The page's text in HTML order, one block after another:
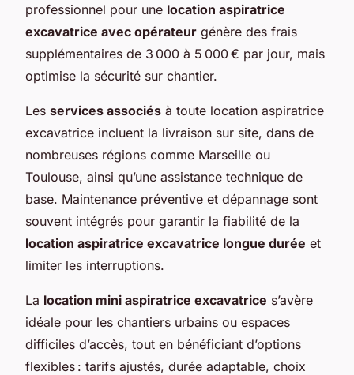
professionnel pour une location aspiratrice
excavatrice avec opérateur génère des frais
supplémentaires de 3 000 à 5 000 € par jour, mais
optimise la sécurité sur chantier.
Les services associés à toute location aspiratrice
excavatrice incluent la livraison sur site, dans de
nombreuses régions comme Marseille ou
Toulouse, ainsi qu’une assistance technique de
base. Maintenance préventive et dépannage sont
souvent intégrés pour garantir la fiabilité de la
location aspiratrice excavatrice longue durée et
limiter les interruptions.
La location mini aspiratrice excavatrice s’avère
idéale pour les chantiers urbains ou espaces
difficiles d’accès, tout en bénéficiant d’options
flexibles : tarifs ajustés, durée adaptable, choix